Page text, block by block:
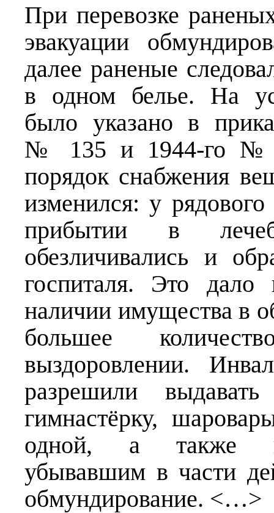
При перевозке
эвакуации
далее раненые
в одном белье. На
было указано в
№ 135 и 1944-го №
порядок снабжения
изменился: у
прибытии в
обезличивались и
госпиталя. Это
наличии имущества в
большее
выздоровлении.
разрешили
гимнастёрку,
одной, а также
убывавшим в части
обмундирование. <…>